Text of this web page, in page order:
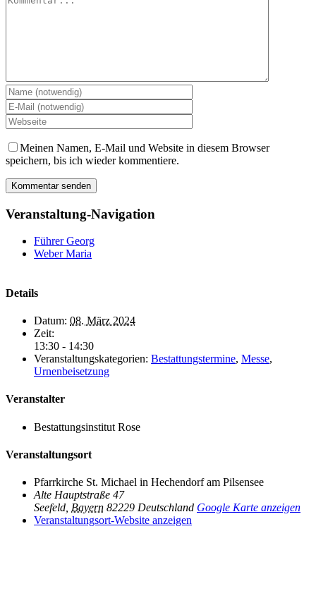
Meinen Namen, E-Mail und Website in diesem Browser
speichern, bis ich wieder kommentiere.
Veranstaltung-Navigation
Führer Georg
Weber Maria
Details
Datum: 08. März 2024
Zeit:
13:30 - 14:30
Veranstaltungskategorien: Bestattungstermine, Messe,
Urnenbeisetzung
Veranstalter
Bestattungsinstitut Rose
Veranstaltungsort
Pfarrkirche St. Michael in Hechendorf am Pilsensee
Alte Hauptstraße 47
Seefeld Bayern 82229 Deutschland Google Karte anzeigen
Veranstaltungsort-Website anzeigen